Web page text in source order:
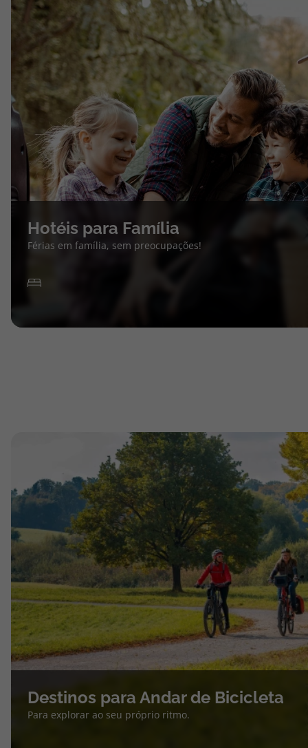
Hotéis para Família
Férias em família, sem preocupações!
Destinos para Andar de Bicicleta
Para explorar ao seu próprio ritmo.